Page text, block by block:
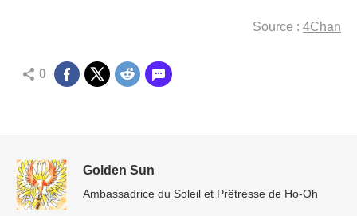
Source : 4Chan
0
Golden Sun
Ambassadrice du Soleil et Prêtresse de Ho-Oh